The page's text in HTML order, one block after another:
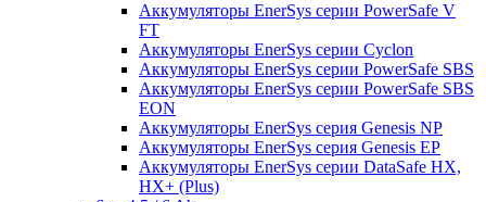
Аккумуляторы EnerSys серии PowerSafe V
FT
Аккумуляторы EnerSys серии Cyclon
Аккумуляторы EnerSys серии PowerSafe SBS
Аккумуляторы EnerSys серии PowerSafe SBS
EON
Аккумуляторы EnerSys серия Genesis NP
Аккумуляторы EnerSys серия Genesis EP
Аккумуляторы EnerSys серии DataSafe HX,
HX+ (Plus)